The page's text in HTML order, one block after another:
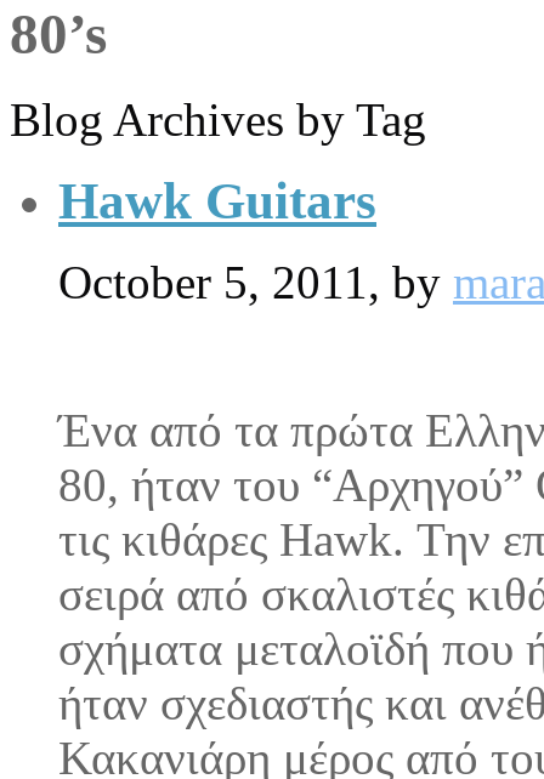
80’s
Blog Archives by Tag
Hawk Guitars
October 5, 2011, by
Ένα από τα πρώτα
80, ήταν του
τις κιθάρες Hawk. Την
σειρά από σκαλιστές
σχήματα μεταλοϊδή που
ήταν σχεδιαστής και
Κακανιάρη μέρος από